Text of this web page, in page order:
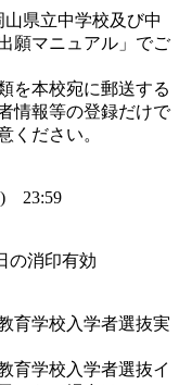
県立中学校及び中
願マニュアル」でご
を本校宛に郵送する
情報等の登録だけで
ください。
23:59
消印有効
育学校入学者選抜実
育学校入学者選抜イ